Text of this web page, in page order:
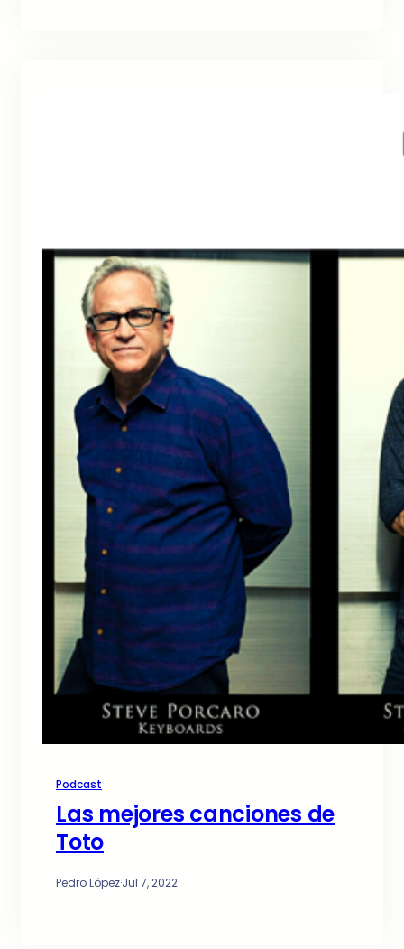
Podcast
Las mejores canciones de
Toto
Pedro López·Jul 7, 2022